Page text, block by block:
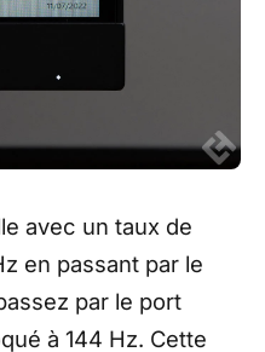
avec un taux de
en passant par le
par le port
à 144 Hz. Cette